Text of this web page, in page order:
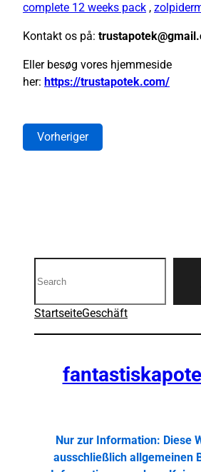
complete 12 weeks pack ,
Kontakt os på:
Eller besøg vores hjemmeside
her: https://trustapotek.com/
Vorheriger
StartseiteGeschäft
Nur zur Information: Diese
ausschließlich allgemeinen